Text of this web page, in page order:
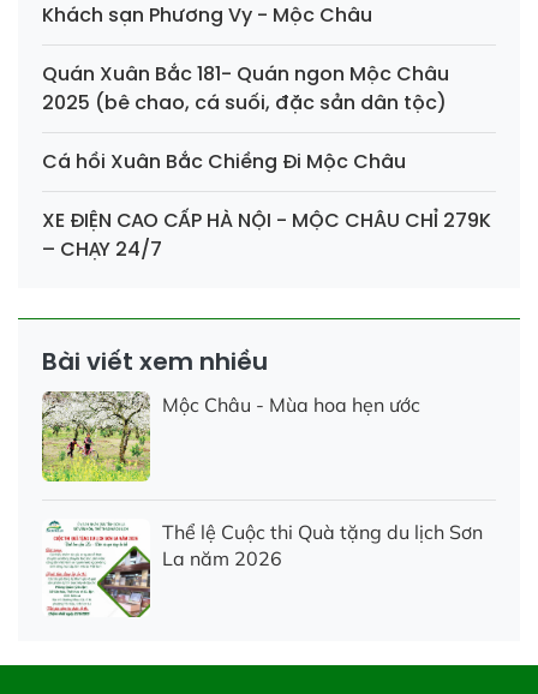
Khách sạn Phương Vy - Mộc Châu
Quán Xuân Bắc 181- Quán ngon Mộc Châu
2025 (bê chao, cá suối, đặc sản dân tộc)
Cá hồi Xuân Bắc Chiềng Đi Mộc Châu
XE ĐIỆN CAO CẤP HÀ NỘI - MỘC CHÂU CHỈ 279K
– CHẠY 24/7
Bài viết xem nhiều
Mộc Châu - Mùa hoa hẹn ước
Thể lệ Cuộc thi Quà tặng du lịch Sơn
La năm 2026